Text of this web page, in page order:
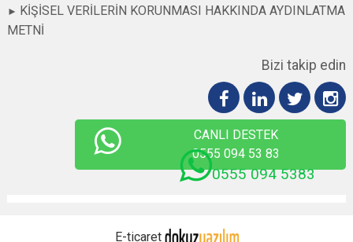
KİŞİSEL VERİLERİN KORUNMASI HAKKINDA AYDINLATMA
METNİ
Bizi takip edin
CANLI DESTEK
0555 094 53 83
E-ticaret
0555 094 5383